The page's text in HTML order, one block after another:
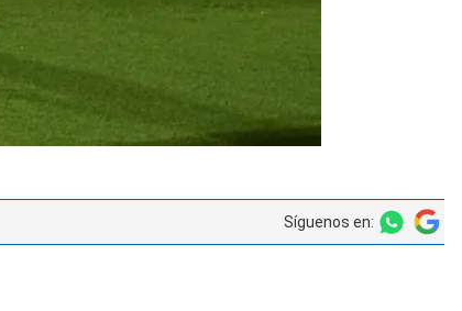
Síguenos en: